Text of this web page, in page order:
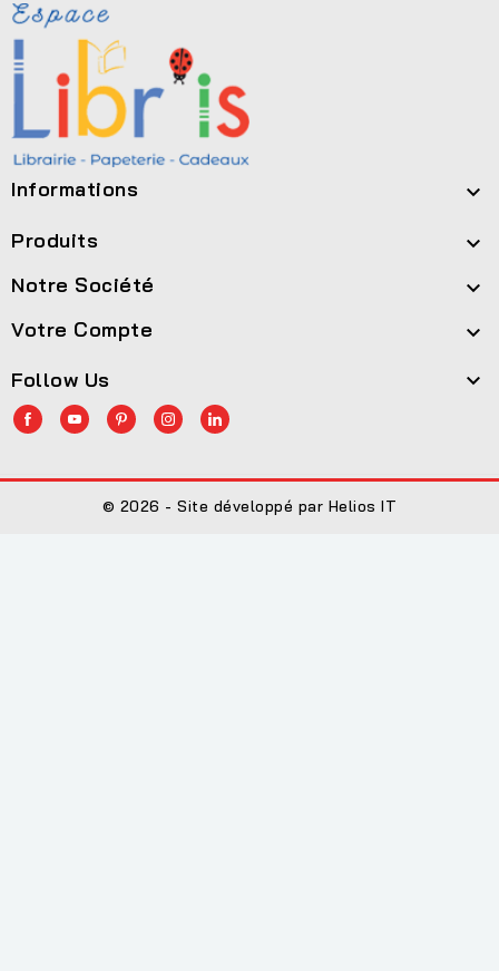
Informations 
Produits 
Notre Société 
Votre Compte 
Follow Us 
© 2026 - Site développé par Helios IT